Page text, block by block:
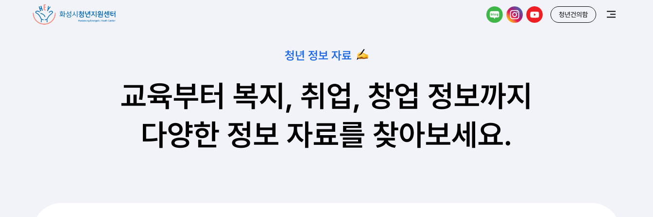
청년건의함
청년 정보 자료
교육부터 복지, 취업, 창업 정보까지
다양한 정보 자료를 찾아보세요.